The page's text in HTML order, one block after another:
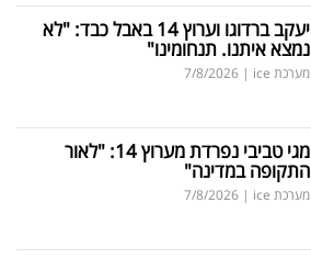
יעקב ברדוגו וערוץ 14 באבל כבד: "לא
נמצא איתנו. תנחומינו"
מערכת ice |
7/8/2026
מגי טביבי נפרדת מערוץ 14: "לאור
התקופה במדינה"
מערכת ice |
7/8/2026